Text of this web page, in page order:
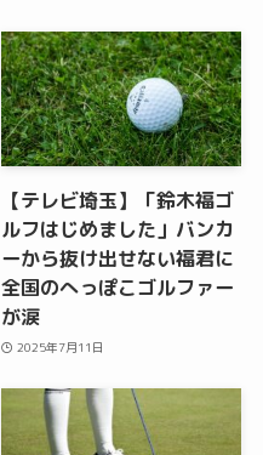
【テレビ埼玉】「鈴木福ゴ
ルフはじめました」バンカ
ーから抜け出せない福君に
全国のへっぽこゴルファー
が涙
2025年7月11日